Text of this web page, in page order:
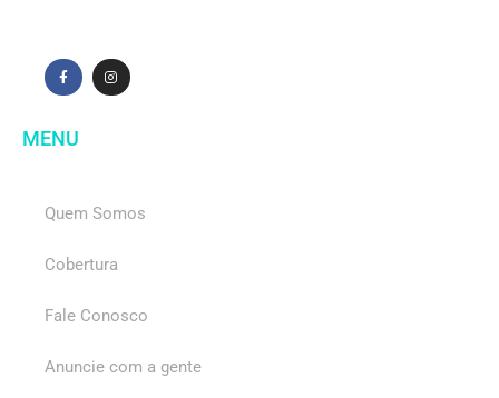
MENU
Quem Somos
Cobertura
Fale Conosco
Anuncie com a gente